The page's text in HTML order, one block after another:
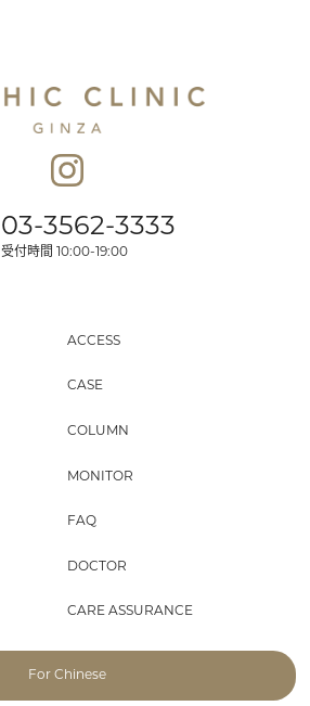
03-3562-3333
受付時間 10:00-19:00
ACCESS
CASE
COLUMN
MONITOR
FAQ
DOCTOR
CARE ASSURANCE
For Chinese